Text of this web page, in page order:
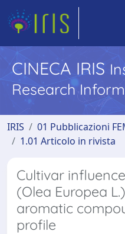
CINECA IRIS
Research
IRIS 01 Pubblicazioni
1.01 Articolo in rivista
Cultivar
(Olea Europea
aromatic
profile